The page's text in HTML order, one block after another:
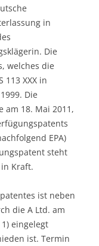
in
Die
welches die
113 XXX in
Die
am 18. Mai 2011,
EPA)
steht
Kraft.
ist neben
die A Ltd. am
eingelegt
ist. Termin